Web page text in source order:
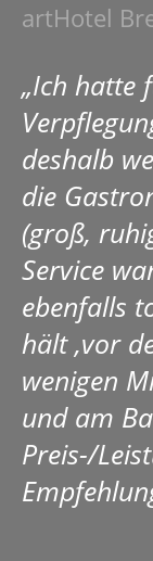
artHotel
„Ich hatte
deshalb
die
(groß,
Service
ebenfalls
hält ‚vor
wenigen
und am
Preis-/